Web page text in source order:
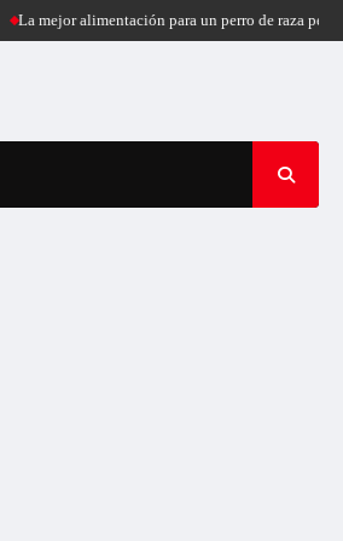
La mejor alimentación para un perro de raza pequeña